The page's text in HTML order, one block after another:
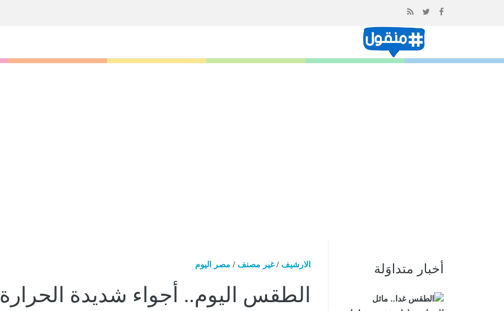
المحتوى
أخبار متداوَلة الارشيف /غير مصنف / مصر اليوم
الطقس اليوم.. أجواء شديدة الحرارة